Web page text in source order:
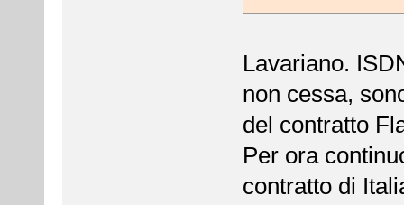
Lavariano.
non cessa,
del contratto
Per ora
contratto di